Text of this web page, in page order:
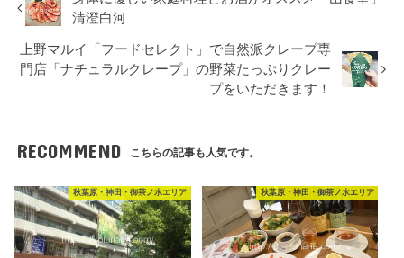
清澄白河
上野マルイ「フードセレクト」で自然派クレープ専
門店「ナチュラルクレープ」の野菜たっぷりクレー
プをいただきます！
RECOMMEND こちらの記事も人気です。
秋葉原・神田・御茶ノ水エリア 秋葉原・神田・御茶ノ水エリア